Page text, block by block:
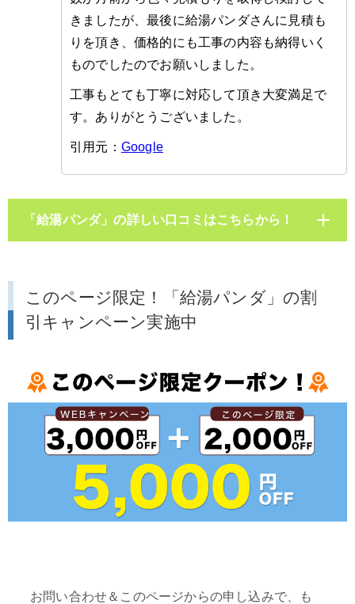
きましたが、最後に給湯パンダさんに見積も
りを頂き、価格的にも工事の内容も納得いく
ものでしたのでお願いしました。
工事もとても丁寧に対応して頂き大変満足で
す。ありがとうございました。
引用元： Google
「給湯パンダ」の詳しい口コミはこちらから！
このページ限定！「給湯パンダ」の割
引キャンペーン実施中
お問い合わせ＆このページからの申し込みで、も